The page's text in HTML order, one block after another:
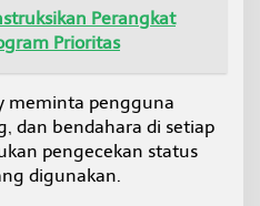
Perangkat
Prioritas
meminta pengguna
dan bendahara di setiap
pengecekan status
digunakan.